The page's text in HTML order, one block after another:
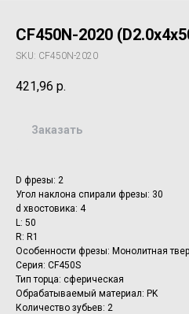
CF450N-2020
SKU: CF450N-2020
421,96 р.
Заказать
D фрезы: 2
Угол наклона спирали фрезы: 30
d хвостовика: 4
L: 50
R: R1
Особенности фрезы: Монолитная
Серия: CF450S
Тип торца: сферическая
Обрабатываемый материал: PK
Количество зубьев: 2